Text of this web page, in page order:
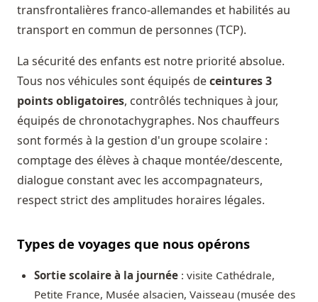
transfrontalières franco-allemandes et habilités au
transport en commun de personnes (TCP).
La sécurité des enfants est notre priorité absolue.
Tous nos véhicules sont équipés deceintures 3
points obligatoires, contrôlés techniques à jour,
équipés de chronotachygraphes. Nos chauffeurs
sont formés à la gestion d'un groupe scolaire :
comptage des élèves à chaque montée/descente,
dialogue constant avec les accompagnateurs,
respect strict des amplitudes horaires légales.
Types de voyages que nous opérons
Sortie scolaire à la journée : visite Cathédrale,
Petite France, Musée alsacien, Vaisseau (musée des